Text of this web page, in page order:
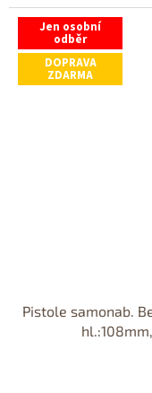
Jen osobní
odběr
DOPRAVA
ZDARMA
Pistole samonab.